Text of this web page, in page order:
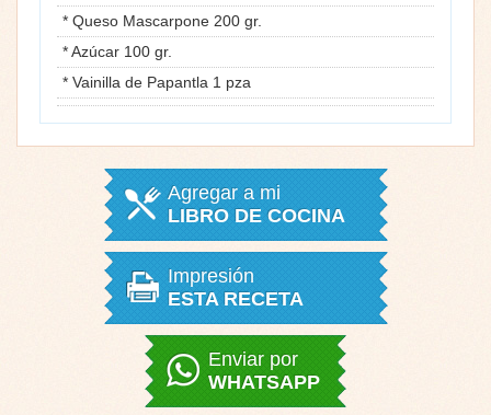
* Queso Mascarpone 200 gr.
* Azúcar 100 gr.
* Vainilla de Papantla 1 pza
Agregar a mi
LIBRO DE COCINA
Impresión
ESTA RECETA
Enviar por
WHATSAPP